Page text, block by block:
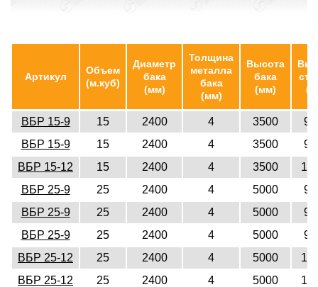
Артикул
Объем
(м.куб)
Диаметр
бака
(мм)
Толщина
металла
бака
(мм)
Высота
бака
(мм)
ВБР 15-9 15 2400 4 3500
ВБР 15-9
15 2400 4 3500
ВБР 15-12
15 2400 4 3500
ВБР 25-9
25 2400 4 5000
ВБР 25-9
25 2400 4 5000
ВБР 25-9
25 2400 4 5000
ВБР 25-12
25 2400 4 5000
ВБР 25-12
25 2400 4 5000